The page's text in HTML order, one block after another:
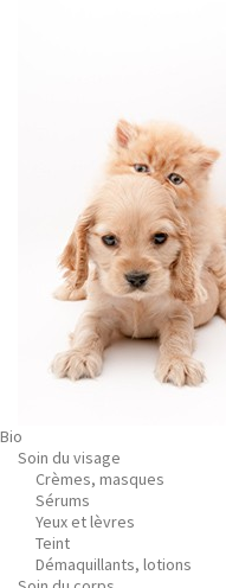
Bio
Soin du visage
Crèmes, masques
Sérums
Yeux et lèvres
Teint
Démaquillants, lotions